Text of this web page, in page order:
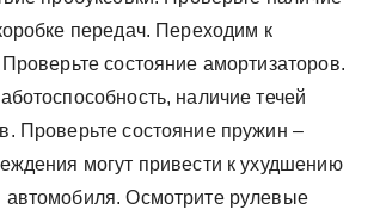
передач. Переходим к
состояние амортизаторов.
наличие течей
Проверьте состояние пружин –
могут привести к ухудшению
автомобиля. Осмотрите рулевые